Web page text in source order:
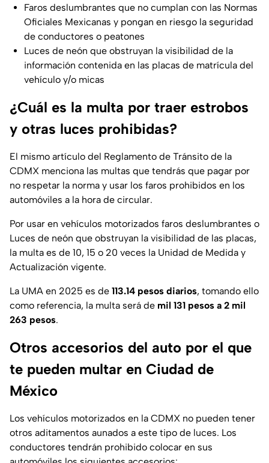
Faros deslumbrantes que no cumplan con las Normas
Oficiales Mexicanas y pongan en riesgo la seguridad
de conductores o peatones
Luces de neón que obstruyan la visibilidad de la
información contenida en las placas de matrícula del
vehículo y/o micas
¿Cuál es la multa por traer estrobos
y otras luces prohibidas?
El mismo artículo del Reglamento de Tránsito de la
CDMX menciona las multas que tendrás que pagar por
no respetar la norma y usar los faros prohibidos en los
automóviles a la hora de circular.
Por usar en vehículos motorizados faros deslumbrantes o
Luces de neón que obstruyan la visibilidad de las placas,
la multa es de 10, 15 o 20 veces la Unidad de Medida y
Actualización vigente.
La UMA en 2025 es de 113.14 pesos diarios, tomando ello
como referencia, la multa será de mil 131 pesos a 2 mil
263 pesos.
Otros accesorios del auto por el que
te pueden multar en Ciudad de
México
Los vehículos motorizados en la CDMX no pueden tener
otros aditamentos aunados a este tipo de luces. Los
conductores tendrán prohibido colocar en sus